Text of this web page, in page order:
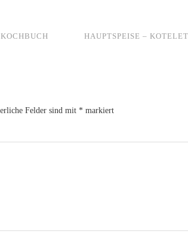
HAUPTSPEISE –
Felder sind mit * markiert